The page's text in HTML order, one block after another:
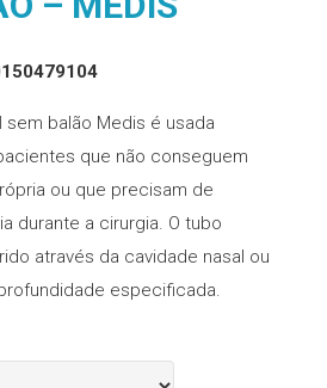
balão Medis é usada
que não conseguem
ou que precisam de
durante a cirurgia. O tubo
através da cavidade nasal ou
especificada.